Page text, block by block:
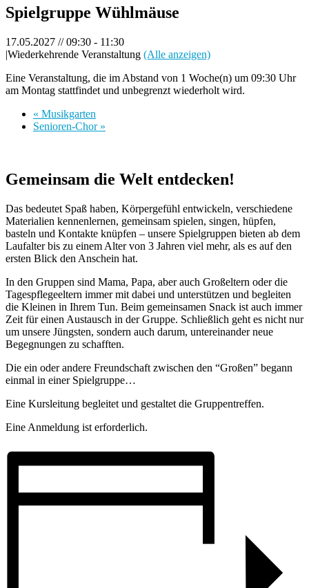
Spielgruppe Wühlmäuse
17.05.2027 // 09:30 - 11:30
|Wiederkehrende Veranstaltung (Alle anzeigen)
Eine Veranstaltung, die im Abstand von 1 Woche(n) um 09:30 Uhr
am Montag stattfindet und unbegrenzt wiederholt wird.
« Musikgarten
Senioren-Chor »
Gemeinsam die Welt entdecken!
Das bedeutet Spaß haben, Körpergefühl entwickeln, verschiedene
Materialien kennenlernen, gemeinsam spielen, singen, hüpfen,
basteln und Kontakte knüpfen – unsere Spielgruppen bieten ab dem
Laufalter bis zu einem Alter von 3 Jahren viel mehr, als es auf den
ersten Blick den Anschein hat.
In den Gruppen sind Mama, Papa, aber auch Großeltern oder die
Tagespflegeeltern immer mit dabei und unterstützen und begleiten
die Kleinen in Ihrem Tun. Beim gemeinsamen Snack ist auch immer
Zeit für einen Austausch in der Gruppe. Schließlich geht es nicht nur
um unsere Jüngsten, sondern auch darum, untereinander neue
Begegnungen zu schafften.
Die ein oder andere Freundschaft zwischen den “Großen” begann
einmal in einer Spielgruppe…
Eine Kursleitung begleitet und gestaltet die Gruppentreffen.
Eine Anmeldung ist erforderlich.